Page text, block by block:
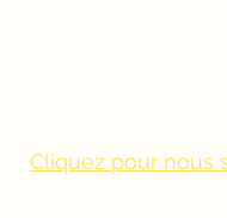
Cliquez pour nous